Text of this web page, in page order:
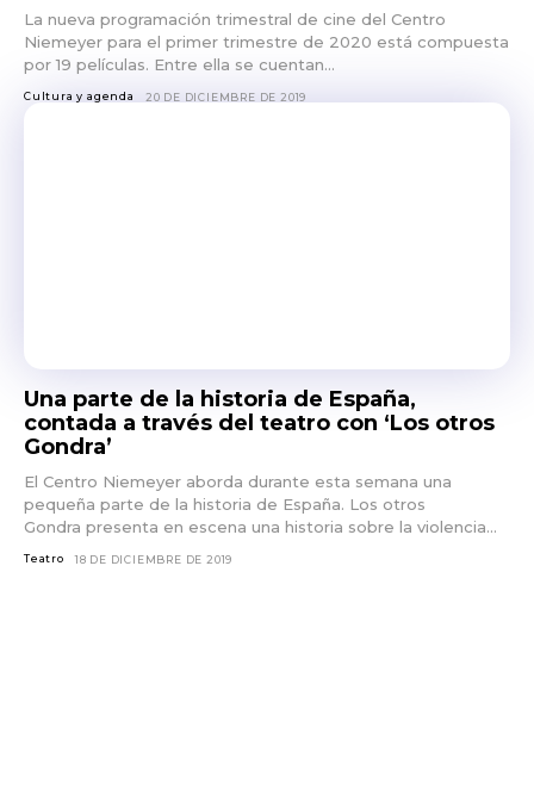
La nueva programación trimestral de cine del Centro
Niemeyer para el primer trimestre de 2020 está compuesta
por 19 películas. Entre ella se cuentan...
Cultura y agenda 20 DE DICIEMBRE DE 2019
Una parte de la historia de España,
contada a través del teatro con ‘Los otros
Gondra’
El Centro Niemeyer aborda durante esta semana una
pequeña parte de la historia de España. Los otros
Gondra presenta en escena una historia sobre la violencia...
Teatro 18 DE DICIEMBRE DE 2019